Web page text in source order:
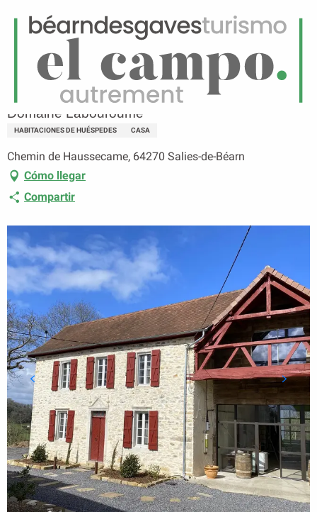
Menú
Página principal Domaine Labouroume
Domaine Labouroume
HABITACIONES DE HUÉSPEDES CASA
Chemin de Haussecame, 64270 Salies-de-Béarn
Cómo llegar
Compartir